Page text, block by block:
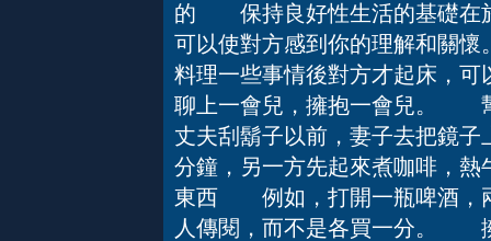
的 保持良好性生活的基礎在
可以使對方感到你的理解和
料理一些事情後對方才起床，
聊上一會兒，擁抱一會兒。
丈夫刮鬍子以前，妻子去把鏡
分鐘，另一方先起來煮咖啡，
東西 例如，打開一瓶啤酒，
人傳閱，而不是各買一分。